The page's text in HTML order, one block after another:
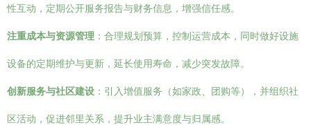
性互动，定期公开服务报告与财务信息，增强信任感。
注重成本与资源管理 ：合理规划预算，控制运营成本，同时做好设施
设备的定期维护与更新，延长使用寿命，减少突发故障。
创新服务与社区建设 ：引入增值服务（如家政、团购等），并组织社
区活动，促进邻里关系，提升业主满意度与归属感。